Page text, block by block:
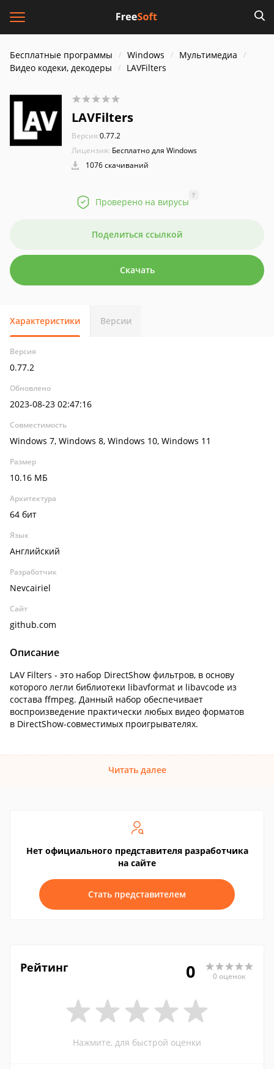
Бесплатные программы Windows
Мультимедиа
Видео кодеки, декодеры
LAVFilters
LAVFilters
Версия:0.77.2
Лицензия: Бесплатно для Windows
1076 скачиваний
Проверено на вирусы
?
Поделиться ссылкой
Скачать
Характеристики Версии
Версия
0.77.2
Обновлено
2023-08-23 02:47:16
Совместимость
Windows 7, Windows 8, Windows 10, Windows 11
Размер
10.16 МБ
Архитектура
64 бит
Язык
Английский
Разработчик
Nevcairiel
Сайт
github.com
Описание
LAV Filters - это набор DirectShow фильтров, в основу
которого легли библиотеки libavformat и libavcode из
состава ffmpeg. Данный набор обеспечивает
воспроизведение практически любых видео форматов
в DirectShow-совместимых проигрывателях.
Читать далее
Нет официального представителя разработчика
на сайте
Стать представителем
Рейтинг 0 0 оценок
Нажмите, для быстрой оценки